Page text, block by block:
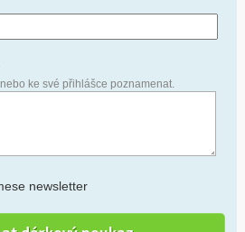
ke své přihlášce poznamenat.
newsletter